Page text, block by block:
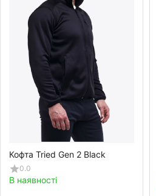
Кофта Tried Gen 2 Black
0.0
В наявності